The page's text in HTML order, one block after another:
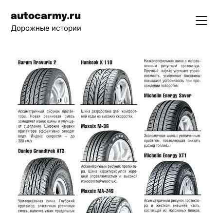
content
autocarmy.ru
Дорожные истории